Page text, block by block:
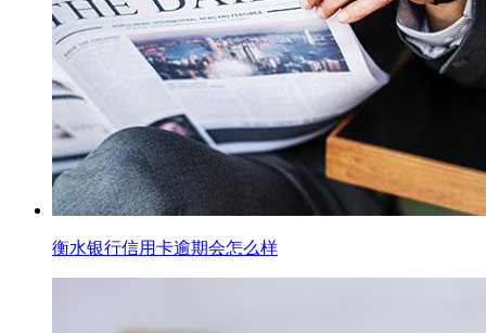
衡水银行信用卡逾期会怎么样